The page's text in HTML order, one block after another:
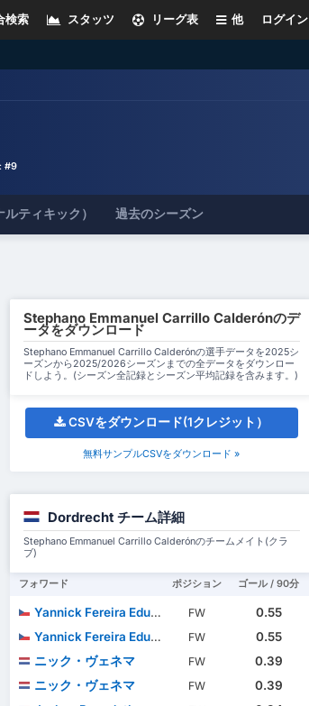
ログイン
他
リーグ表
スタッツ
検索
:#9
ルティキック） 過去のシーズン
Stephano Emmanuel Carrillo Calderónのデ
ータをダウンロード
Stephano Emmanuel Carrillo Calderónの選手データを2025シ
ーズンから2025/2026シーズンまでの全データをダウンロー
ドしよう。(シーズン全記録とシーズン平均記録を含みます。)
CSVをダウンロード(1クレジット）
無料サンプルCSVをダウンロード »
Dordrecht チーム詳細
Stephano Emmanuel Carrillo Calderónのチームメイト(クラ
ブ)
フォワード ポジション ゴール / 90分
Yannick Fereira Eduardo FW
0.55
Yannick Fereira Eduardo
FW
0.55
ニック・ヴェネマ
FW
0.39
ニック・ヴェネマ
FW
0.39